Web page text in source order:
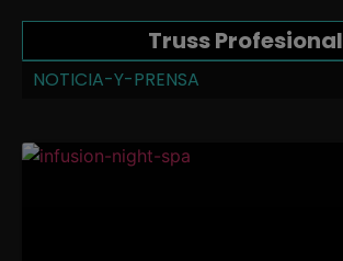
Truss Profesional
NOTICIA-Y-PRENSA